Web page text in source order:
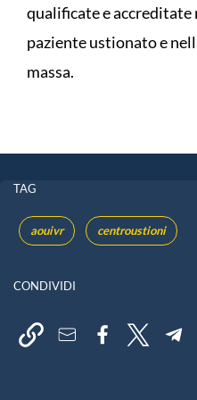
qualificate e accreditate
paziente ustionato e
massa.
TAG
aouivr centroustioni
CONDIVIDI